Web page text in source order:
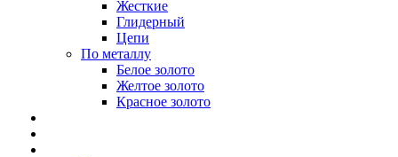
Жесткие
Глидерный
Цепи
По металлу
Белое золото
Желтое золото
Красное золото